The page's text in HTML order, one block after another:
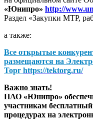
«Юнипро» http://
Раздел «Закупки МТР,
а также:
Все открытые
размещаются на
Торг https://tektorg.ru/
Важно знать!
ПАО «Юнипро»
участникам
процедурах на